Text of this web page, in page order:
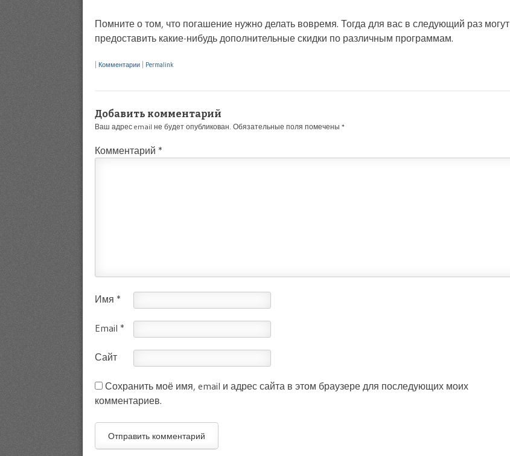
Помните о том, что погашение нужно делать вовремя. Тогда для вас в следующий раз могут
предоставить какие-нибудь дополнительные скидки по различным программам.
Комментарии Permalink
Добавить комментарий
Ваш адрес email не будет опубликован. Обязательные поля помечены *
Комментарий *
Имя *
Email *
Сайт
Сохранить моё имя, email и адрес сайта в этом браузере для последующих моих
комментариев.